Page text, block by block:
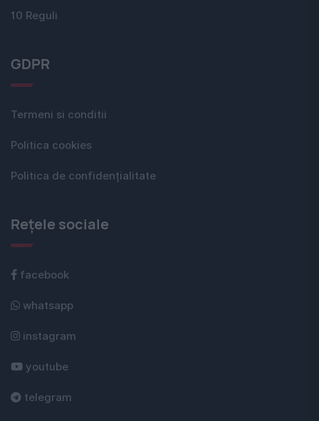
10 Reguli
GDPR
Termeni si conditii
Politica cookies
Politica de confidențialitate
Rețele sociale
facebook
whatsapp
instagram
youtube
telegram